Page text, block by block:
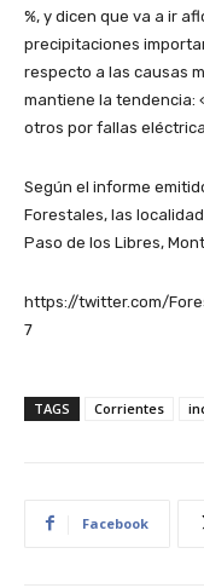
%, y dicen que va a ir
precipitaciones
respecto a las causas
mantiene la tendencia:
otros por fallas
Según el informe
Forestales, las
Paso de los Libres,
https://twitter.com/
7
TAGS Corrientes
Facebook